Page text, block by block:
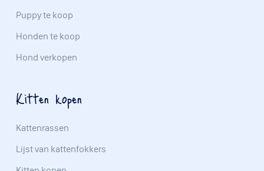
Puppy te koop
Honden te koop
Hond verkopen
Kitten kopen
Kattenrassen
Lijst van kattenfokkers